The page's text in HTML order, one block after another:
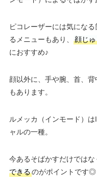
ピコレーザーには気にな
るメニューもあり、
顔じ
におすすめ♪
顔以外に、手や腕、首、
もあります。
ルメッカ（インモード）
ャルの一種。
今あるそばかすだけではな
できるのがポイントです◎